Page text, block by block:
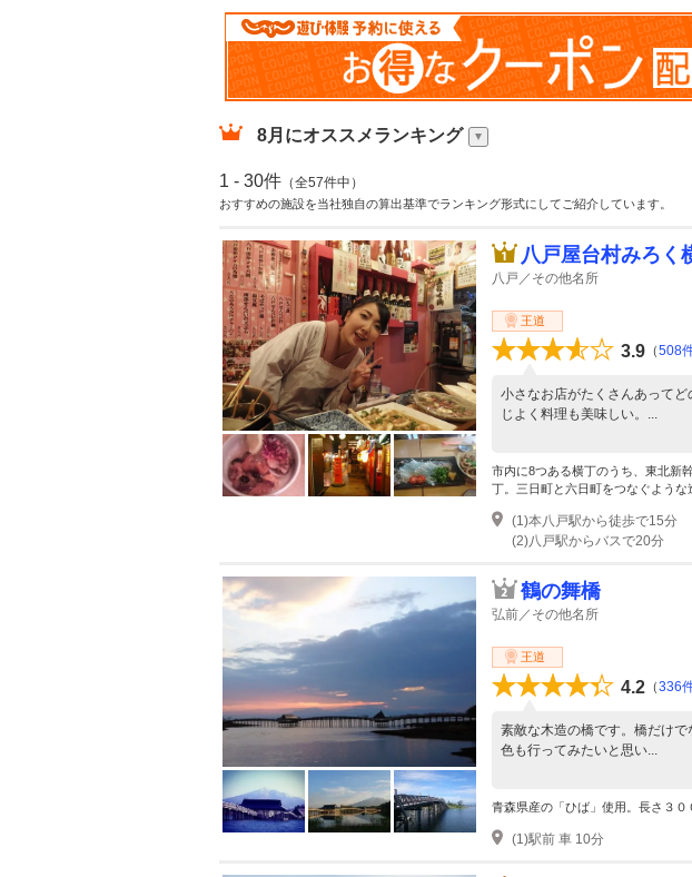
8月 にオススメランキング
1 - 30件 （全57件中）
おすすめの施設を当社独自の算出基準でランキング形式にしてご紹介しています。
八戸屋台村みろく
八戸／その他名所
王道
3.9 （508
小さなお店がたくさんあって
じよく料理も美味しい。...
市内に8つある横丁のうち、東北新
丁。三日町と六日町をつなぐような
(1)本八戸駅から徒歩で15分
(2)八戸駅からバスで20分
鶴の舞橋
弘前／その他名所
王道
4.2 （336
素敵な木造の橋です。橋だけ
色も行ってみたいと思い...
青森県産の「ひば」使用。長さ３０
(1)駅前 車 10分